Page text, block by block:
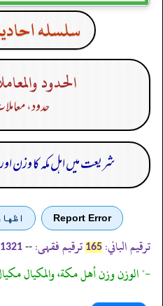
سلسله
الحدود
حدود،
شریعت میں اہل مکہ کا وزن
Report Error
ترقیم الباني: 165 ترقیم فقہی: --
1321
-" الوزن وزن أهل مكة، والمكيال